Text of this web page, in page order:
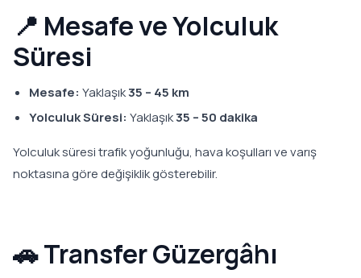
📍 Mesafe ve Yolculuk
Süresi
Mesafe: Yaklaşık35 – 45 km
Yolculuk Süresi: Yaklaşık35 – 50 dakika
Yolculuk süresi trafik yoğunluğu, hava koşulları ve varış
noktasına göre değişiklik gösterebilir.
🚗 Transfer Güzergâhı